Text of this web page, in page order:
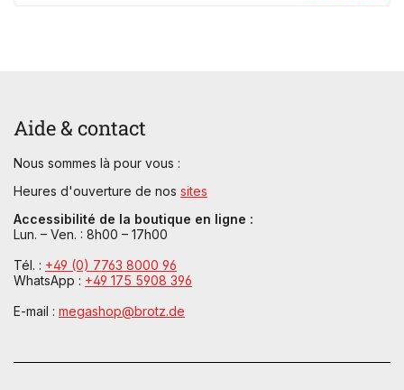
Aide & contact
Nous sommes là pour vous :
Heures d'ouverture de nos sites
Accessibilité de la boutique en ligne :
Lun. – Ven. : 8h00 – 17h00
Tél. : +49 (0) 7763 8000 96
WhatsApp : +49 175 5908 396
E-mail : megashop@brotz.de